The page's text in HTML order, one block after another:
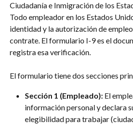
Ciudadanía e Inmigración de los
Todo empleador en los Estados
identidad y la autorización de
contrate. El formulario I-9 es el
registra esa verificación.
El formulario tiene dos secciones
Sección 1 (Empleado): El
información personal y declara
elegibilidad para trabajar